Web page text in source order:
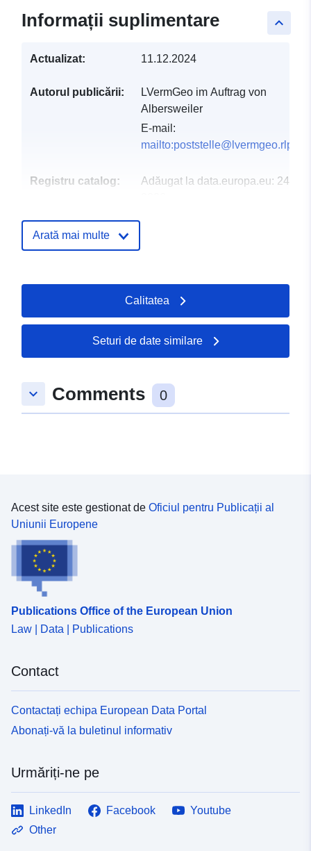
keyboard_arrow_up
Informații suplimentare
Actualizat: 11.12.2024
Autorul publicării:
LVermGeo im Auftrag von
Albersweiler
E-mail:
mailto:poststelle@lvermgeo.rlp.de
Registru catalog: Adăugat la data.europa.eu: 24
49.2123 ], [ 8.04045,
49.2123 ], [ 8.04045,
49.2095 ], [ 8.03473,
49.2095 ], [ 8.03473,
uriRef:
http://data.europa.eu/88u/dataset/
Arată mai multe
Calitatea
Seturi de date similare
keyboard_arrow_down Comments 0
Acest site este gestionat de Oficiul pentru Publicații al
Uniunii Europene
Publications Office of the European Union
Law | Data | Publications
Contact
Contactați echipa European Data Portal
Abonați-vă la buletinul informativ
Urmăriți-ne pe
LinkedIn Facebook
Youtube
Other